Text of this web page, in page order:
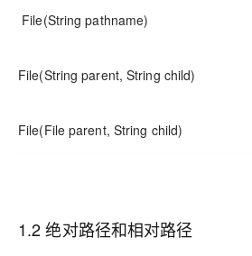
File(String pathname)
File(String parent, String child)
File(File parent, String child)
1.2 绝对路径和相对路径